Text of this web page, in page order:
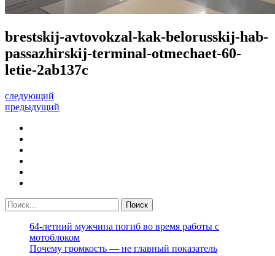
brestskij-avtovokzal-kak-belorusskij-hab-
passazhirskij-terminal-otmechaet-60-
letie-2ab137c
следующий
предыдущий
64-летний мужчина погиб во время работы с
мотоблоком
Почему громкость — не главный показатель